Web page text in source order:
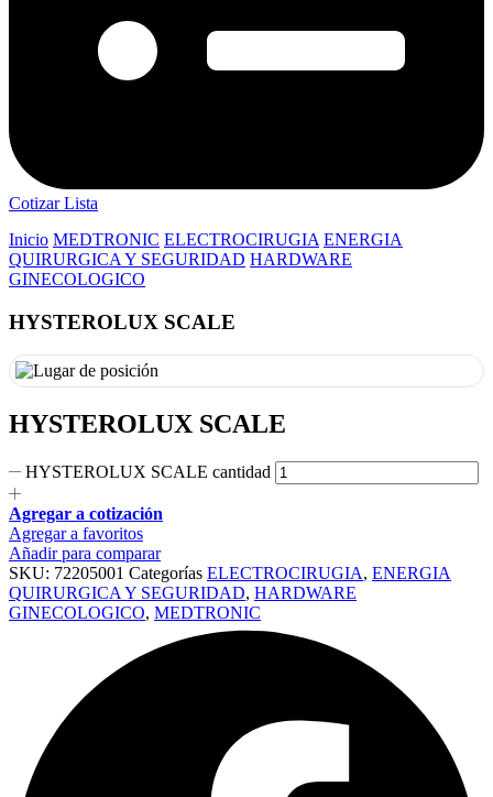
Cotizar Lista
Inicio MEDTRONIC ELECTROCIRUGIA ENERGIA
QUIRURGICA Y SEGURIDAD HARDWARE
GINECOLOGICO
HYSTEROLUX SCALE
HYSTEROLUX SCALE
HYSTEROLUX SCALE cantidad
Agregar a cotización
Agregar a favoritos
Añadir para comparar
SKU: 72205001 Categorías ELECTROCIRUGIA, ENERGIA
QUIRURGICA Y SEGURIDAD, HARDWARE
GINECOLOGICO, MEDTRONIC